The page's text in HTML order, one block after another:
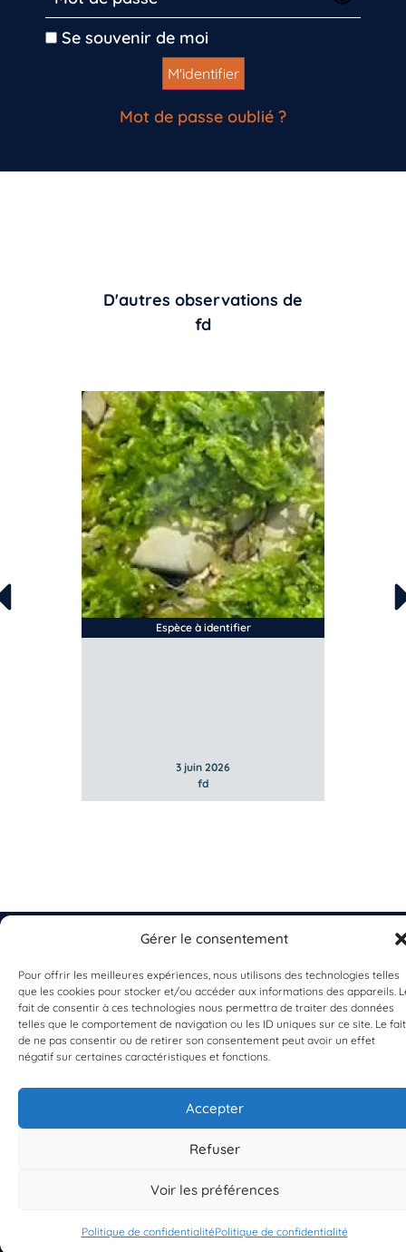
Gérer le consentement
Pour offrir les meilleures expériences, nous utilisons des technologies telles
que les cookies pour stocker et/ou accéder aux informations des appareils.
fait de consentir à ces technologies nous permettra de traiter des données
telles que le comportement de navigation ou les ID uniques sur ce site. Le fait
de ne pas consentir ou de retirer son consentement peut avoir un effet
négatif sur certaines caractéristiques et fonctions.
Accepter
Refuser
Voir les préférences
Politique de confidentialitéPolitique de confidentialité
Se souvenir de moi
Mot de passe oublié ?
D'autres observations de
fd
Espèce à identifier
3 juin 2026
fd
EST UN PROGRAMME DE
S'INSCRIRE À LA NEWSLETTER
PLANÈTE MER